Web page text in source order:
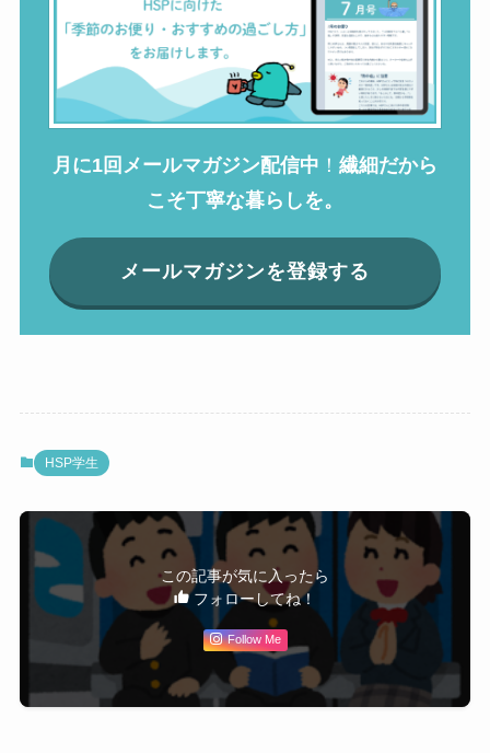
月に1回メールマガジン配信中 ！ 繊細だから
こそ丁寧な暮らしを。
メールマガジンを登録する
HSP学生
この記事が気に入ったら
フォローしてね！
Follow Me